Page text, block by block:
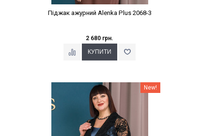
Піджак ажурний Alenka Plus 2068-3
2 680 грн.
Наклейки Варіант з % New!